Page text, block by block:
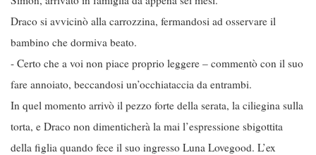
Draco si avvicinò alla carrozzina, fermandosi ad osservare il
bambino che dormiva beato.
- Certo che a voi non piace proprio leggere – commentò con il suo
fare annoiato, beccandosi un’occhiataccia da entrambi.
In quel momento arrivò il pezzo forte della serata, la ciliegina sulla
torta, e Draco non dimenticherà la mai l’espressione sbigottita
della figlia quando fece il suo ingresso Luna Lovegood. L’ex